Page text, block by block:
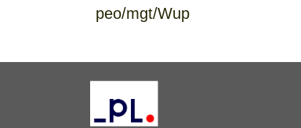
peo/mgt/Wup